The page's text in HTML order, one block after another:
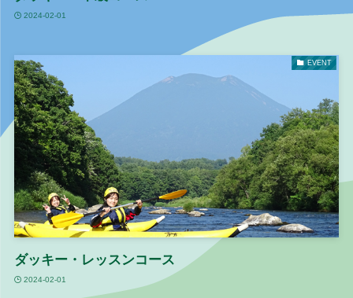
2024-02-01
EVENT
ダッキー・レッスンコース
2024-02-01